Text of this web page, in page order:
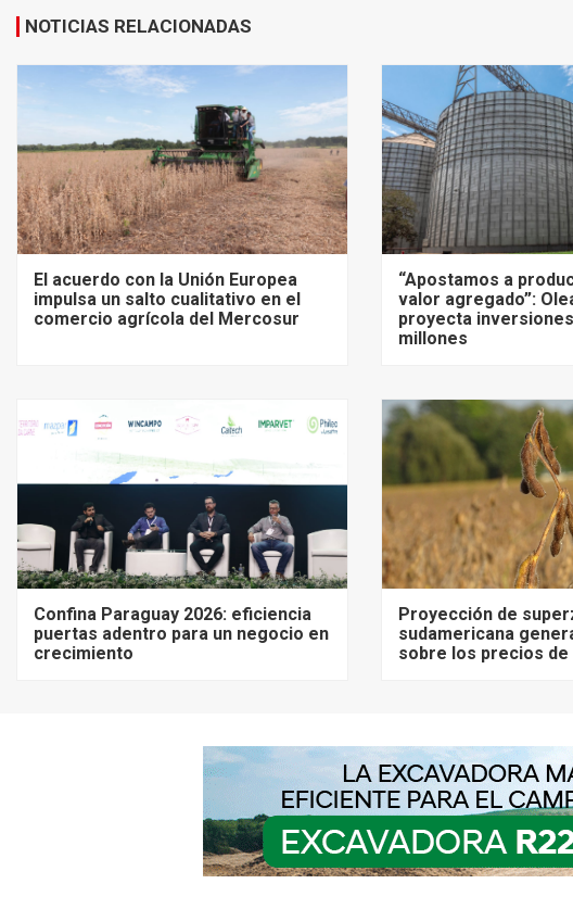
NOTICIAS RELACIONADAS
El acuerdo con la Unión Europea
impulsa un salto cualitativo en el
comercio agrícola del Mercosur
“Apostamos a
valor agregado”:
proyecta
millones
Confina Paraguay 2026: eficiencia
puertas adentro para un negocio en
crecimiento
Proyección de
sudamericana
sobre los precios de